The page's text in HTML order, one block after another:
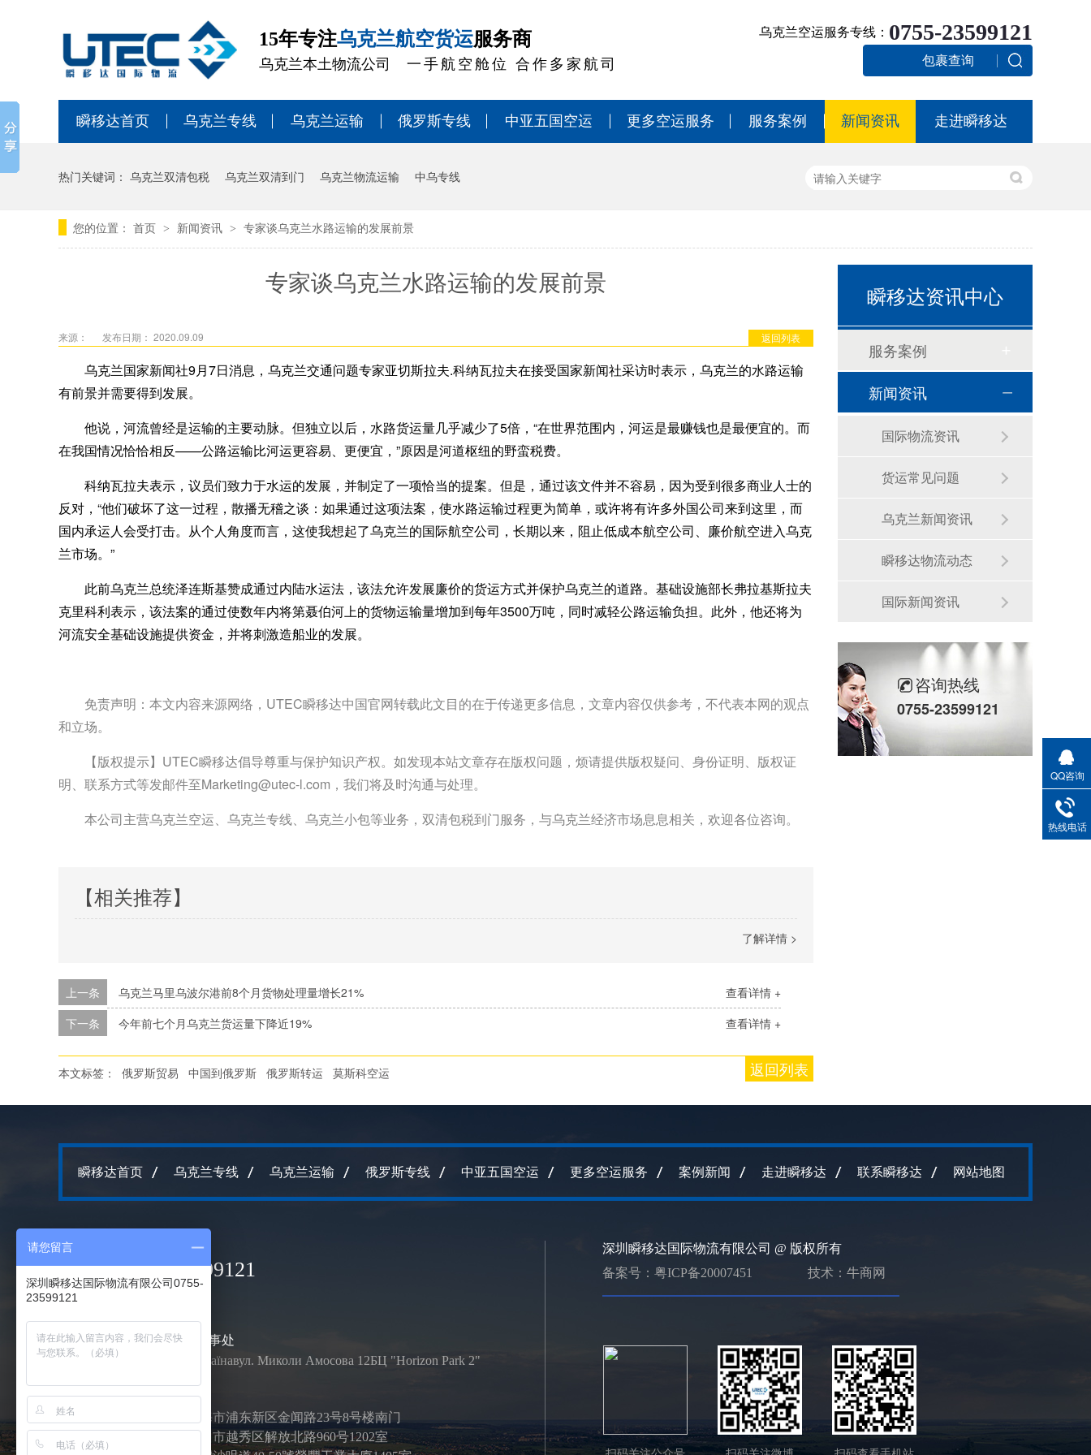
15年专注乌克兰航空货运服务商
乌克兰本土物流公司 一手航空舱位 合作多家航司
乌克兰空运服务专线： 0755-23599121
包裹查询
瞬移达首页 乌克兰专线 乌克兰运输 俄罗斯专线 中亚五国空运 更多空运服务 服务案例 新闻资讯 走进瞬移达
热门关键词： 乌克兰双清包税 乌克兰双清到门 乌克兰物流运输 中乌专线
您的位置： 首页 > 新闻资讯 > 专家谈乌克兰水路运输的发展前景
专家谈乌克兰水路运输的发展前景
返回列表
来源： 发布日期： 2020.09.09
乌克兰国家新闻社9月7日消息，乌克兰交通问题专家亚切斯拉夫.科纳瓦拉夫在接受国家新闻社采访时表示，乌克兰的水路运输
有前景并需要得到发展。
他说，河流曾经是运输的主要动脉。但独立以后，水路货运量几乎减少了5倍，“在世界范围内，河运是最赚钱也是最便宜的。而
在我国情况恰恰相反——公路运输比河运更容易、更便宜，”原因是河道枢纽的野蛮税费。
科纳瓦拉夫表示，议员们致力于水运的发展，并制定了一项恰当的提案。但是，通过该文件并不容易，因为受到很多商业人士的
反对，“他们破坏了这一过程，散播无稽之谈：如果通过这项法案，使水路运输过程更为简单，或许将有许多外国公司来到这里，而
国内承运人会受打击。从个人角度而言，这使我想起了乌克兰的国际航空公司，长期以来，阻止低成本航空公司、廉价航空进入乌克
兰市场。”
此前乌克兰总统泽连斯基赞成通过内陆水运法，该法允许发展廉价的货运方式并保护乌克兰的道路。基础设施部长弗拉基斯拉夫
克里科利表示，该法案的通过使数年内将第聂伯河上的货物运输量增加到每年3500万吨，同时减轻公路运输负担。此外，他还将为
河流安全基础设施提供资金，并将刺激造船业的发展。
免责声明：本文内容来源网络，UTEC瞬移达中国官网转载此文目的在于传递更多信息，文章内容仅供参考，不代表本网的观点
和立场。
【版权提示】UTEC瞬移达倡导尊重与保护知识产权。如发现本站文章存在版权问题，烦请提供版权疑问、身份证明、版权证
明、联系方式等发邮件至Marketing@utec-l.com，我们将及时沟通与处理。
本公司主营乌克兰空运、乌克兰专线、乌克兰小包等业务，双清包税到门服务，与乌克兰经济市场息息相关，欢迎各位咨询。
【相关推荐】
了解详情 >
查看详情 +
上一条
乌克兰马里乌波尔港前8个月货物处理量增长21%
查看详情 +
下一条 今年前七个月乌克兰货运量下降近19%
返回列表
本文标签： 俄罗斯贸易 中国到俄罗斯 俄罗斯转运 莫斯科空运
瞬移达资讯中心
服务案例
新闻资讯
国际物流资讯
货运常见问题
乌克兰新闻资讯
瞬移达物流动态
国际新闻资讯
咨询热线
0755-23599121
瞬移达首页 乌克兰专线 乌克兰运输 俄罗斯专线 中亚五国空运 更多空运服务 案例新闻 走进瞬移达 联系瞬移达 网站地图
0755-23599121
UTEC乌克兰办事处
03141 Київ, Українавул. Миколи Амосова 12БЦ "Horizon Park 2"
中国各分公司
上海地址：上海市浦东新区金闻路23号8号楼南门
广州地址：广州市越秀区解放北路960号1202室
深圳瞬移达国际物流有限公司 @ 版权所有
备案号： 粤ICP备20007451 技术：牛商网
QQ咨询
热线电话
请您留言
深圳瞬移达国际物流有限公司0755-
23599121